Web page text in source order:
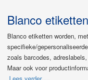
Blanco etiketten
Blanco etiketten worden,
specifieke/
zoals barcodes,
Maar ook voor
Lees verder….